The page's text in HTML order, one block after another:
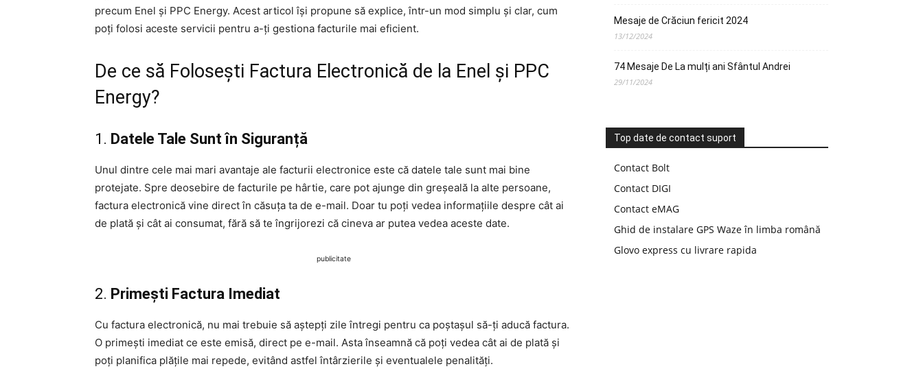
precum Enel și PPC Energy. Acest articol își propune să explice, într-un mod simplu și clar, cum
poți folosi aceste servicii pentru a-ți gestiona facturile mai eficient.
De ce să Folosești Factura Electronică de la Enel și PPC
Energy?
1. Datele Tale Sunt în Siguranță
Unul dintre cele mai mari avantaje ale facturii electronice este că datele tale sunt mai bine
protejate. Spre deosebire de facturile pe hârtie, care pot ajunge din greșeală la alte persoane,
factura electronică vine direct în căsuța ta de e-mail. Doar tu poți vedea informațiile despre cât ai
de plată și cât ai consumat, fără să te îngrijorezi că cineva ar putea vedea aceste date.
publicitate
2. Primești Factura Imediat
Cu factura electronică, nu mai trebuie să aștepți zile întregi pentru ca poștașul să-ți aducă factura.
O primești imediat ce este emisă, direct pe e-mail. Asta înseamnă că poți vedea cât ai de plată și
poți planifica plățile mai repede, evitând astfel întârzierile și eventualele penalități.
Mesaje de Crăciun fericit 2024
13/12/2024
74 Mesaje De La mulți ani Sfântul Andrei
29/11/2024
Top date de contact suport
Contact Bolt
Contact DIGI
Contact eMAG
Ghid de instalare GPS Waze în limba română
Glovo express cu livrare rapida